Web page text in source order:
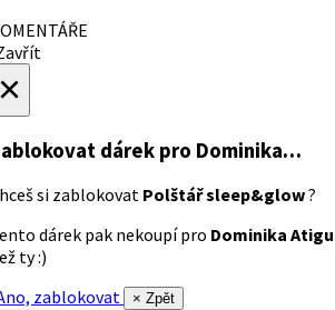
dárek pro Dominika…
si zablokovat Polštář sleep&glow?
dárek pak nekoupí pro Dominika
ty :)
zablokovat
× Zpět